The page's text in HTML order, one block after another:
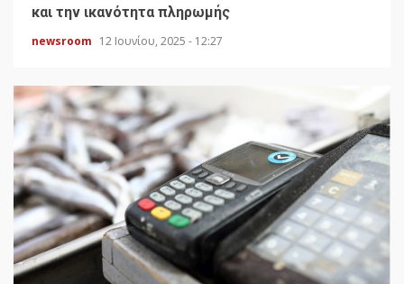
και την ικανότητα πληρωμής
newsroom 12 Ιουνίου, 2025 - 12:27